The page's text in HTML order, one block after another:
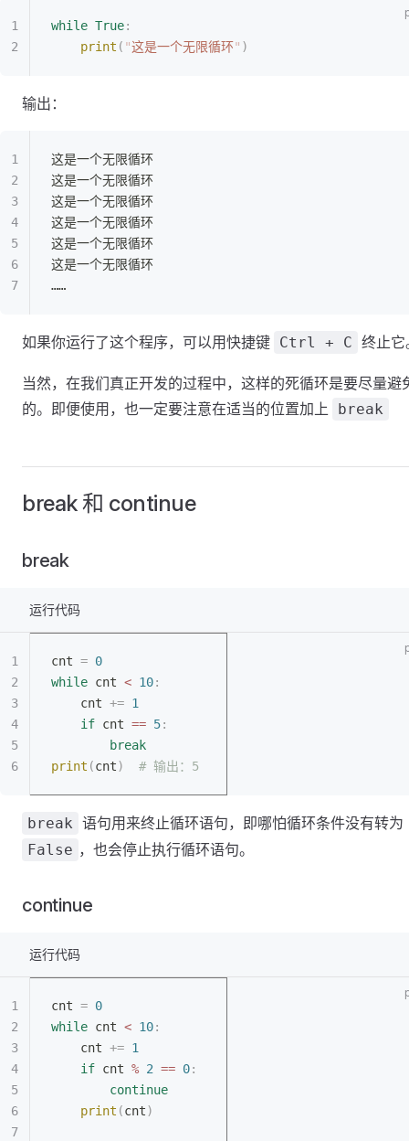
while True:
	print
( "这是一个无限循环" )
输出：
这是一个无限循环
这是一个无限循环
这是一个无限循环
这是一个无限循环
这是一个无限循环
这是一个无限循环
……
如果你运行了这个程序，可以用快捷键 Ctrl + C 终止它
当然，在我们真正开发的过程中，这样的死循环是要尽量避
的。即便使用，也一定要注意在适当的位置加上
break
break 和 continue
break
运行代码
cnt = 0
while cnt < 10:
	cnt
+= 1
	if
cnt == 5:
		break
print (cnt)
  # 输出：5
break 语句用来终止循环语句，即哪怕循环条件没有转为
False ，也会停止执行循环语句。
continue
运行代码
cnt = 0
while cnt < 10:
	cnt
+= 1
	if
cnt % 2 == 0:
		continue
	print
(cnt)